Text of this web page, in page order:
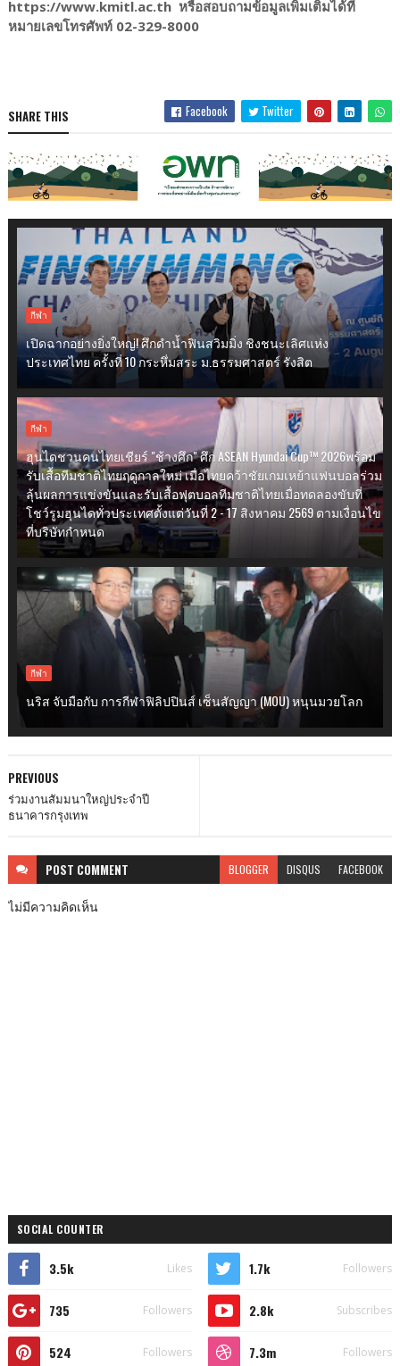
https://www.kmitl.ac.th หรือสอบถามข้อมูลเพิ่มเติมได้ที่
หมายเลขโทรศัพท์ 02-329-8000
SHARE THIS Facebook Twitter
กีฬา
เปิดฉากอย่างยิ่งใหญ่! ศึกดำน้ำฟินสวิมมิ่ง ชิงชนะเลิศแห่ง
ประเทศไทย ครั้งที่ 10 กระหึ่มสระ ม.ธรรมศาสตร์ รังสิต
กีฬา
ฮุนไดชวนคนไทยเชียร์ "ช้างศึก" ศึก ASEAN Hyundai Cup™ 2026พร้อม
รับเสื้อทีมชาติไทยฤดูกาลใหม่ เมื่อไทยคว้าชัยเกมเหย้าแฟนบอลร่วม
ลุ้นผลการแข่งขันและรับเสื้อฟุตบอลทีมชาติไทยเมื่อทดลองขับที่
โชว์รูมฮุนไดทั่วประเทศตั้งแต่วันที่ 2 - 17 สิงหาคม 2569 ตามเงื่อนไข
ที่บริษัทกำหนด
กีฬา
นริส จับมือกับ การกีฬาฟิลิปปินส์ เซ็นสัญญา (MOU) หนุนมวยโลก
PREVIOUS
ร่วมงานสัมมนาใหญ่ประจำปี
ธนาคารกรุงเทพ
POST COMMENT BLOGGER DISQUS FACEBOOK
ไม่มีความคิดเห็น
SOCIAL COUNTER
3.5k Likes 1.7k Followers
735 Followers 2.8k Subscribes
524 Followers 7.3m Followers